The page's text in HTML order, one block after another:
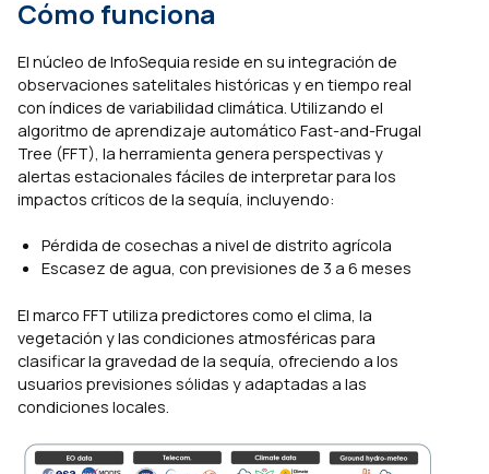
Cómo funciona
El núcleo de InfoSequia reside en su integración de
observaciones satelitales históricas y en tiempo real
con índices de variabilidad climática. Utilizando el
algoritmo de aprendizaje automático Fast-and-Frugal
Tree (FFT), la herramienta genera perspectivas y
alertas estacionales fáciles de interpretar para los
impactos críticos de la sequía, incluyendo:
Pérdida de cosechas a nivel de distrito agrícola
Escasez de agua, con previsiones de 3 a 6 meses
El marco FFT utiliza predictores como el clima, la
vegetación y las condiciones atmosféricas para
clasificar la gravedad de la sequía, ofreciendo a los
usuarios previsiones sólidas y adaptadas a las
condiciones locales.